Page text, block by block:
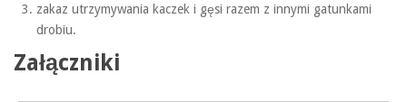
zakaz utrzymywania kaczek i gęsi razem z innymi gatunkami
drobiu.
Załączniki